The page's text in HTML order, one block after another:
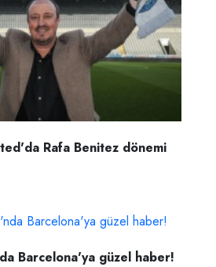
Rafa Benitez dönemi
Barcelona'ya güzel haber!